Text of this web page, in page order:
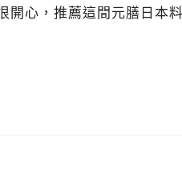
開心，推薦這間元膳日本